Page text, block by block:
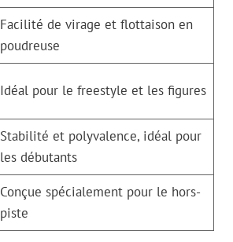
Facilité de virage et flottaison en
poudreuse
Idéal pour le freestyle et les figures
Stabilité et polyvalence, idéal pour
les débutants
Conçue spécialement pour le hors-
piste